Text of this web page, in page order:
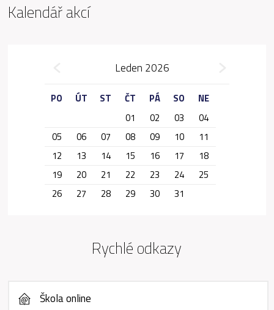
Kalendář akcí
Leden 2026
PO ÚT ST ČT PÁ SO
NE
01
02 03
04
05
06 07 08 09 10
11
12
13 14 15 16 17
18
19
20 21 22 23 24
25
26
27 28 29 30 31
Rychlé odkazy
Škola online